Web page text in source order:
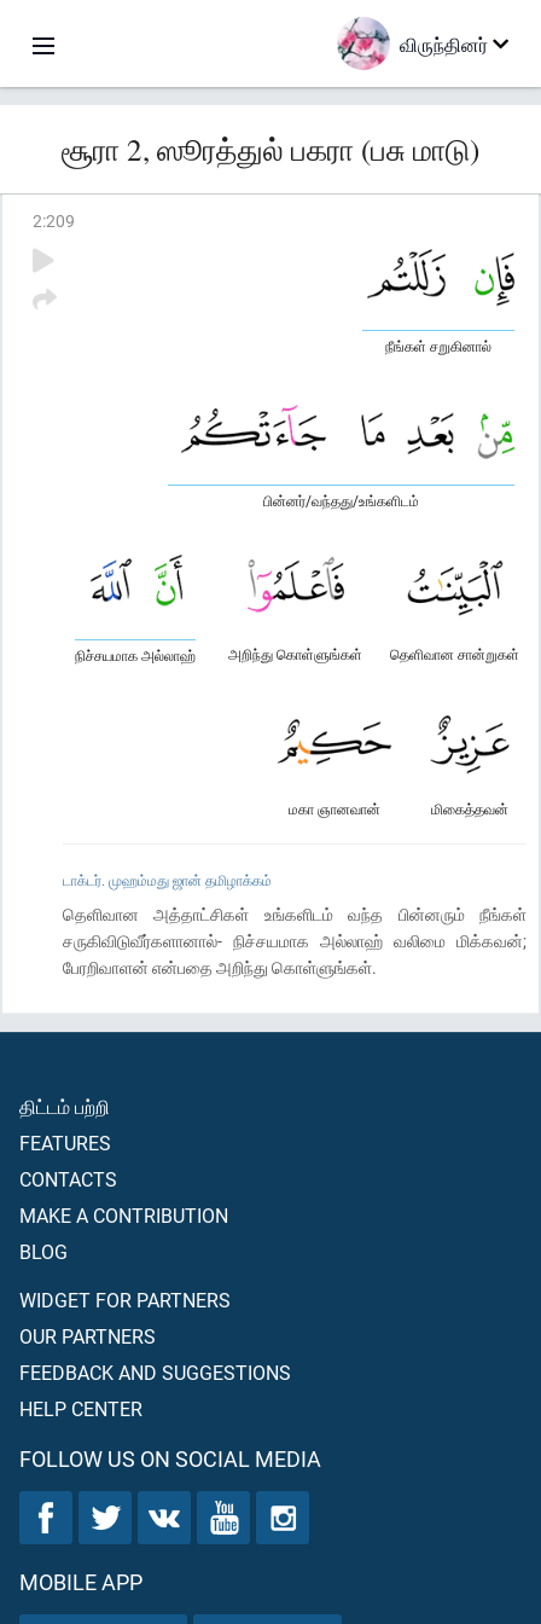
விருந்தினர்
சூரா 2, ஸூரத்துல் பகரா (பசு மாடு)
2:209
நீங்கள் சறுகினால்
பின்னர்/வந்தது/உங்களிடம்
தெளிவான சான்றுகள்
அறிந்து கொள்ளுங்கள்
நிச்சயமாக அல்லாஹ்
மிகைத்தவன்
மகா ஞானவான்
டாக்டர். முஹம்மது ஜான் தமிழாக்கம்
தெளிவான அத்தாட்சிகள் உங்களிடம் வந்த பின்னரும் நீங்கள்
சருகிவிடுவீர்களானால்- நிச்சயமாக அல்லாஹ் வலிமை மிக்கவன்;
பேரறிவாளன் என்பதை அறிந்து கொள்ளுங்கள்.
திட்டம் பற்றி
FEATURES
CONTACTS
MAKE A CONTRIBUTION
BLOG
WIDGET FOR PARTNERS
OUR PARTNERS
FEEDBACK AND SUGGESTIONS
HELP CENTER
FOLLOW US ON SOCIAL MEDIA
MOBILE APP